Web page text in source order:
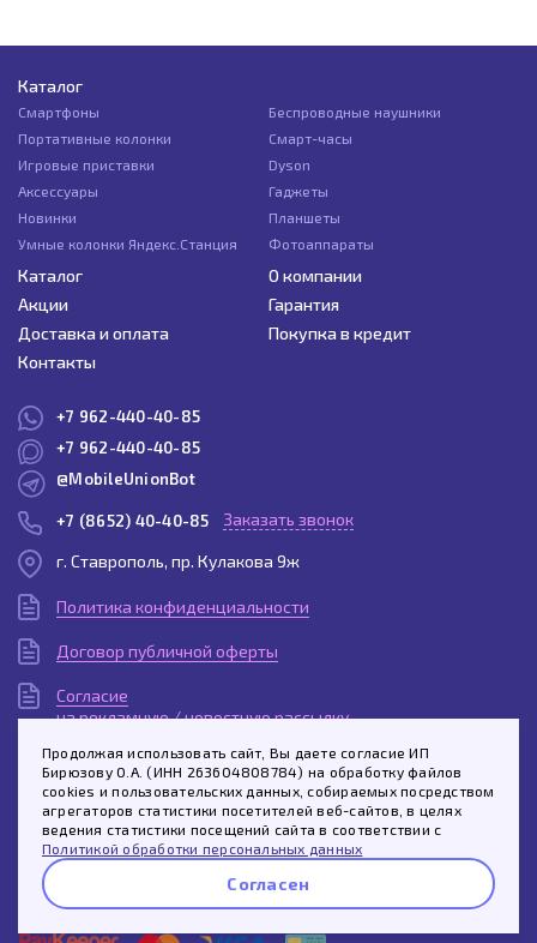
Продолжая использовать сайт, Вы даете согласие ИП
Бирюзову О.А. (ИНН 263604808784) на обработку файлов
cookies и пользовательских данных, собираемых посредством
агрегаторов статистики посетителей веб-сайтов, в целях
ведения статистики посещений сайта в соответствии с
Политикой обработки персональных данных
Согласен
Каталог
Смартфоны
Беспроводные наушники
Портативные колонки
Смарт-часы
Игровые приставки
Dyson
Аксессуары
Гаджеты
Новинки
Планшеты
Умные колонки Яндекс.Станция
Фотоаппараты
Каталог
О компании
Акции
Гарантия
Доставка и оплата
Покупка в кредит
Контакты
+7 962-440-40-85
+7 962-440-40-85
@MobileUnionBot
+7 (8652) 40-40-85 Заказать звонок
г. Ставрополь, пр. Кулакова 9ж
Политика конфиденциальности
Договор публичной оферты
Согласие
на рекламную / новостную рассылку
Согласие
на обработку персональных данных
Пользовательское
соглашение